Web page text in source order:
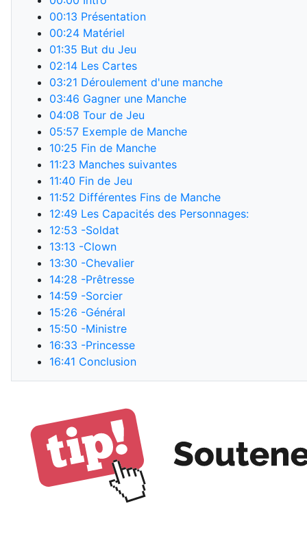
00:13 Présentation
00:24 Matériel
01:35 But du Jeu
02:14 Les Cartes
03:21 Déroulement d'une manche
03:46 Gagner une Manche
04:08 Tour de Jeu
05:57 Exemple de Manche
10:25 Fin de Manche
11:23 Manches suivantes
11:40 Fin de Jeu
11:52 Différentes Fins de Manche
12:49 Les Capacités des Personnages:
12:53 -Soldat
13:13 -Clown
13:30 -Chevalier
14:28 -Prêtresse
14:59 -Sorcier
15:26 -Général
15:50 -Ministre
16:33 -Princesse
16:41 Conclusion